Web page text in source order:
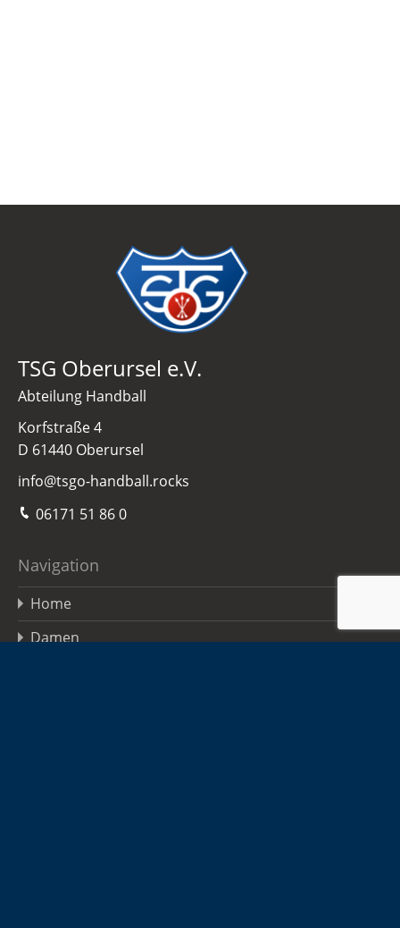
TSG Oberursel e.V.
Abteilung Handball
Korfstraße 4
D 61440 Oberursel
info@tsgo-handball.rocks
06171 51 86 0
Navigation
Home
Damen